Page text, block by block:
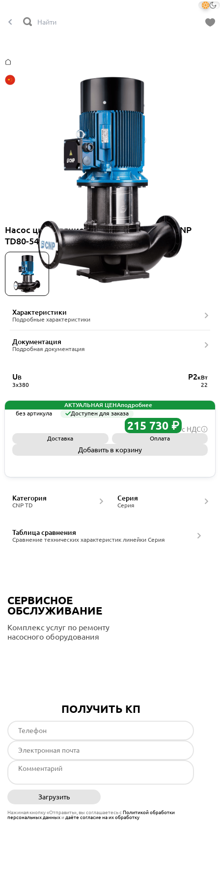
Насос циркуляционный вертикальный CNP
TD80-54G/2SWSCJ
Характеристики
Подробные характеристики
Документация
Подробная документация
UВ
3x380
P2кВт
22
АКТУАЛЬНАЯ ЦЕНАподробнее
без артикула
Доступен для заказа
215 730 ₽ с НДС
Доставка Оплата
Добавить в корзину
CNP TD
Категория
Серия
Серия
Сравнение технических характеристик линейки Серия
Таблица сравнения
СЕРВИСНОЕ
ОБСЛУЖИВАНИЕ
Комплекс услуг по ремонту
насосного оборудования
ПОЛУЧИТЬ КП
Загрузить
Нажимая кнопку «Отправить», вы соглашаетесь сПолитикой обработки
персональных данныхи даёте согласие на их обработку